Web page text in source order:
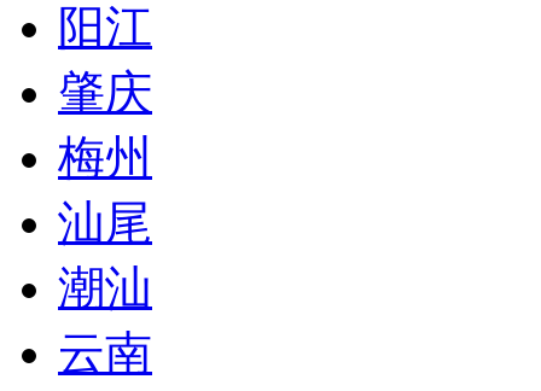
阳江
肇庆
梅州
汕尾
潮汕
云南